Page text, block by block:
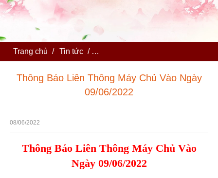
Trang chủ / Tin tức / Thông Báo Liên Thông Máy Chủ
Thông Báo Liên Thông Máy Chủ Vào Ngày
09/06/2022
08/06/2022
Thông Báo Liên Thông Máy Chủ Vào
Ngày 09/06/2022